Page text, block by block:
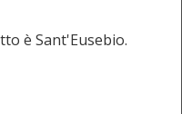
è Sant'Eusebio.